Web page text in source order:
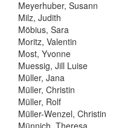
Meyerhuber, Susann
Milz, Judith
Möbius, Sara
Moritz, Valentin
Most, Yvonne
Muessig, Jill Luise
Müller, Jana
Müller, Christin
Müller, Rolf
Müller-Wenzel, Christin
Münnich, Theresa